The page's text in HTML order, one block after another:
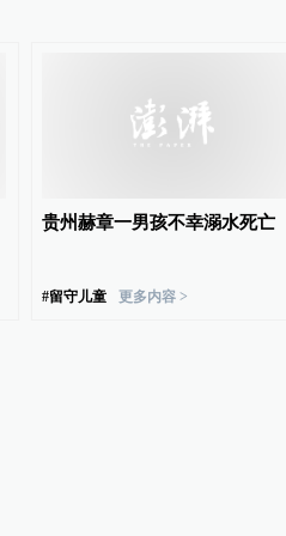
贵州赫章一男孩不幸溺水死亡
#留守儿童 更多内容 >